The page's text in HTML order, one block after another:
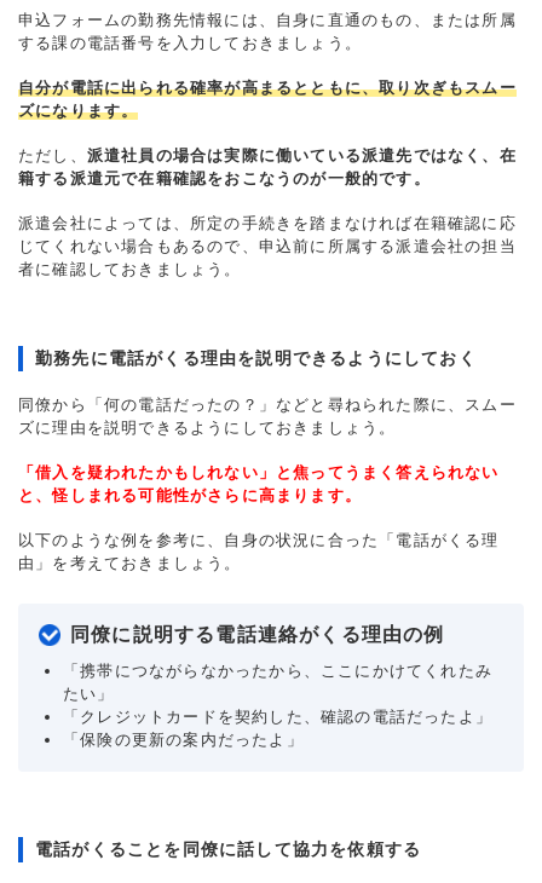
申込フォームの勤務先情報には、自身に直通のもの、または所属
する課の電話番号を入力しておきましょう。
自分が電話に出られる確率が高まるとともに、取り次ぎもスムー
ズになります。
ただし、 派遣社員の場合は実際に働いている派遣先ではなく、在
籍する派遣元で在籍確認をおこなうのが一般的です。
派遣会社によっては、所定の手続きを踏まなければ在籍確認に応
じてくれない場合もあるので、申込前に所属する派遣会社の担当
者に確認しておきましょう。
勤務先に電話がくる理由を説明できるようにしておく
同僚から「何の電話だったの？」などと尋ねられた際に、スムー
ズに理由を説明できるようにしておきましょう。
「借入を疑われたかもしれない」と焦ってうまく答えられない
と、怪しまれる可能性がさらに高まります。
以下のような例を参考に、自身の状況に合った「電話がくる理
由」を考えておきましょう。
同僚に説明する電話連絡がくる理由の例
「携帯につながらなかったから、ここにかけてくれたみ
たい」
「クレジットカードを契約した、確認の電話だったよ」
「保険の更新の案内だったよ」
電話がくることを同僚に話して協力を依頼する